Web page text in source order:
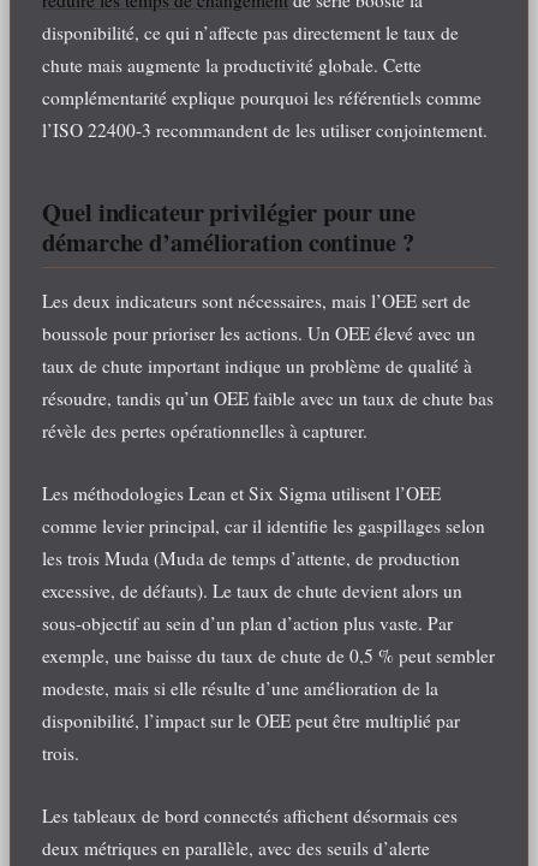
disponibilité, ce qui n’affecte pas directement le taux de
chute mais augmente la productivité globale. Cette
complémentarité explique pourquoi les référentiels comme
l’ISO 22400-3 recommandent de les utiliser conjointement.
Quel indicateur privilégier pour une
démarche d’amélioration continue ?
Les deux indicateurs sont nécessaires, mais l’OEE sert de
boussole pour prioriser les actions. Un OEE élevé avec un
taux de chute important indique un problème de qualité à
résoudre, tandis qu’un OEE faible avec un taux de chute bas
révèle des pertes opérationnelles à capturer.
Les méthodologies Lean et Six Sigma utilisent l’OEE
comme levier principal, car il identifie les gaspillages selon
les trois Muda (Muda de temps d’attente, de production
excessive, de défauts). Le taux de chute devient alors un
sous-objectif au sein d’un plan d’action plus vaste. Par
exemple, une baisse du taux de chute de 0,5 % peut sembler
modeste, mais si elle résulte d’une amélioration de la
disponibilité, l’impact sur le OEE peut être multiplié par
trois.
Les tableaux de bord connectés affichent désormais ces
deux métriques en parallèle, avec des seuils d’alerte